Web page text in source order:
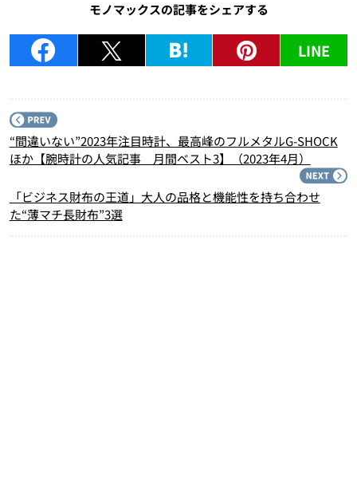
モノマックスの記事をシェアする
LINE
“間違いない”2023年注目時計、最高峰のフルメタルG-SHOCK
ほか【腕時計の人気記事 月間ベスト3】（2023年4月）
「ビジネス財布の王道」大人の品格と機能性を持ち合わせ
た“薄マチ長財布”3選